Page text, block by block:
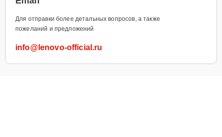
Для отправки более детальных вопросов, а также
пожеланий и предложений
info@lenovo-official.ru